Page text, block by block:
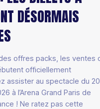
DÉSORMAIS
offres packs, les ventes
officiellement
assister au spectacle du 20
à l’Arena Grand Paris de
! Ne ratez pas cette